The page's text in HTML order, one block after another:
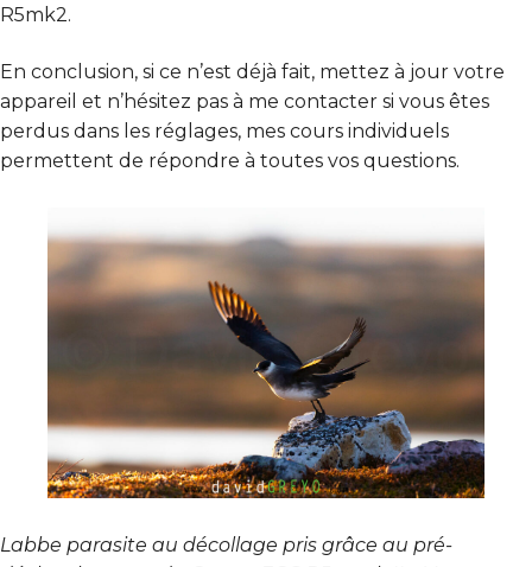
R5mk2.
En conclusion, si ce n’est déjà fait, mettez à jour votre
appareil et n’hésitez pas à me contacter si vous êtes
perdus dans les réglages, mes cours individuels
permettent de répondre à toutes vos questions.
Labbe parasite au décollage pris grâce au pré-